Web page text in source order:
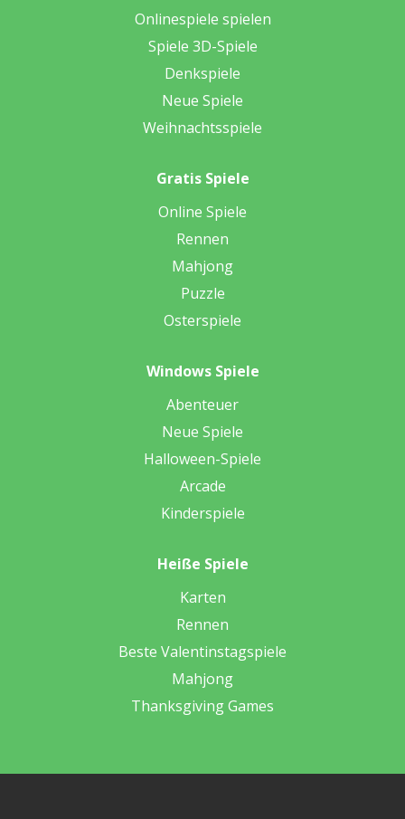
Onlinespiele spielen
Spiele 3D-Spiele
Denkspiele
Neue Spiele
Weihnachtsspiele
Gratis Spiele
Online Spiele
Rennen
Mahjong
Puzzle
Osterspiele
Windows Spiele
Abenteuer
Neue Spiele
Halloween-Spiele
Arcade
Kinderspiele
Heiße Spiele
Karten
Rennen
Beste Valentinstagspiele
Mahjong
Thanksgiving Games